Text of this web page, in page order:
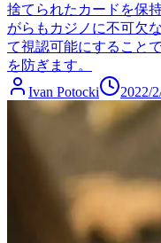
捨てられたカードを保
がらもカジノに不可欠
て視認可能にすること
を防ぎます。
Ivan Potocki
2022/